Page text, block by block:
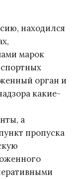
находился
марок
орган и
какие-
а
пропуска